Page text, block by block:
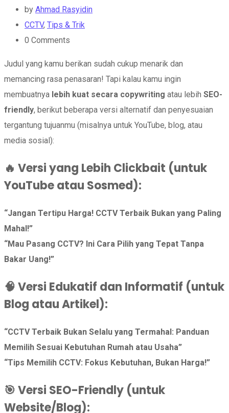
by Ahmad Rasyidin
CCTV, Tips & Trik
0 Comments
Judul yang kamu berikan sudah cukup menarik dan
memancing rasa penasaran! Tapi kalau kamu ingin
membuatnya lebih kuat secara copywriting atau lebih SEO-
friendly, berikut beberapa versi alternatif dan penyesuaian
tergantung tujuanmu (misalnya untuk YouTube, blog, atau
media sosial):
🔥 Versi yang Lebih Clickbait (untuk
YouTube atau Sosmed):
“Jangan Tertipu Harga! CCTV Terbaik Bukan yang Paling
Mahal!”
“Mau Pasang CCTV? Ini Cara Pilih yang Tepat Tanpa
Bakar Uang!”
🧠Versi Edukatif dan Informatif (untuk
Blog atau Artikel):
“CCTV Terbaik Bukan Selalu yang Termahal: Panduan
Memilih Sesuai Kebutuhan Rumah atau Usaha”
“Tips Memilih CCTV: Fokus Kebutuhan, Bukan Harga!”
🎯Versi SEO-Friendly (untuk
Website/Blog):